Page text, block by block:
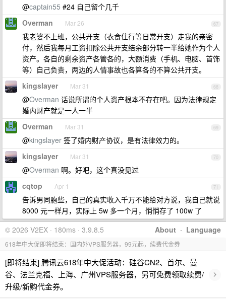
@captain55 #24 自己留个几千
67
Overman Mar 26
我老婆不上班，公共开支（衣食住行等日常开支）走我的亲密
付，然后我每月工资扣除公共开支结余部分转一半给她作为个人
资产。各自的剩余资产各管各的，大额消费（手机、电脑、首饰
等）自己负责，两边的人情事故也各算各的不算公共开支。
68
kingslayer Mar 31
@Overman 话说所谓的个人资产根本不存在吧。因为法律规定
婚内财产就是一人一半
69
Overman Mar 31
@kingslayer 签了婚内财产协议，是有法律效力的。
70
kingslayer Mar 31
@Overman 啊。好吧，这个真没见过
71
cqtop Apr 1
告诉男同胞些，自己的真实收入千万不能给对方说，我自己就说
8000 元一样月，实际上 5w 多一个月，悄悄存了 100w 了
About · Language
© 2026 V2EX · 180ms · 3.9.8.5
618年中大促即将结束：国内外VPS服务器，99元起，续费代金券
[即将结束] 腾讯云618年中大促活动：硅谷CN2、首尔、曼
谷、法兰克福、上海、广州VPS服务器，另可免费领取续费/
升级/新购代金券。
›